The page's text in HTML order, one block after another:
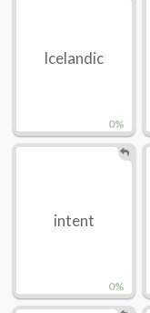
0%
Icelandic
0%
intent